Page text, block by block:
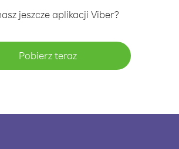
jeszcze aplikacji Viber?
Pobierz teraz